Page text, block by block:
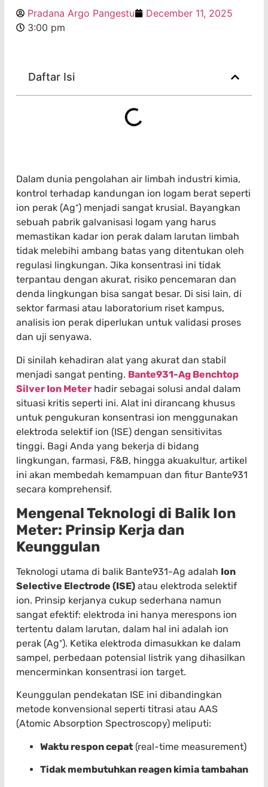
Pradana Argo Pangestu
December 11, 2025
3:00 pm
Daftar Isi
Dalam dunia pengolahan air limbah industri kimia,
kontrol terhadap kandungan ion logam berat seperti
ion perak (Ag⁺) menjadi sangat krusial. Bayangkan
sebuah pabrik galvanisasi logam yang harus
memastikan kadar ion perak dalam larutan limbah
tidak melebihi ambang batas yang ditentukan oleh
regulasi lingkungan. Jika konsentrasi ini tidak
terpantau dengan akurat, risiko pencemaran dan
denda lingkungan bisa sangat besar. Di sisi lain, di
sektor farmasi atau laboratorium riset kampus,
analisis ion perak diperlukan untuk validasi proses
dan uji senyawa.
Di sinilah kehadiran alat yang akurat dan stabil
menjadi sangat penting. Bante931-Ag Benchtop
Silver Ion Meter hadir sebagai solusi andal dalam
situasi kritis seperti ini. Alat ini dirancang khusus
untuk pengukuran konsentrasi ion menggunakan
elektroda selektif ion (ISE) dengan sensitivitas
tinggi. Bagi Anda yang bekerja di bidang
lingkungan, farmasi, F&B, hingga akuakultur, artikel
ini akan membedah kemampuan dan fitur Bante931
secara komprehensif.
Mengenal Teknologi di Balik Ion
Meter: Prinsip Kerja dan
Keunggulan
Teknologi utama di balik Bante931-Ag adalah Ion
Selective Electrode (ISE) atau elektroda selektif
ion. Prinsip kerjanya cukup sederhana namun
sangat efektif: elektroda ini hanya merespons ion
tertentu dalam larutan, dalam hal ini adalah ion
perak (Ag⁺). Ketika elektroda dimasukkan ke dalam
sampel, perbedaan potensial listrik yang dihasilkan
mencerminkan konsentrasi ion target.
Keunggulan pendekatan ISE ini dibandingkan
metode konvensional seperti titrasi atau AAS
(Atomic Absorption Spectroscopy) meliputi:
Waktu respon cepat (real-time measurement)
Tidak membutuhkan reagen kimia tambahan